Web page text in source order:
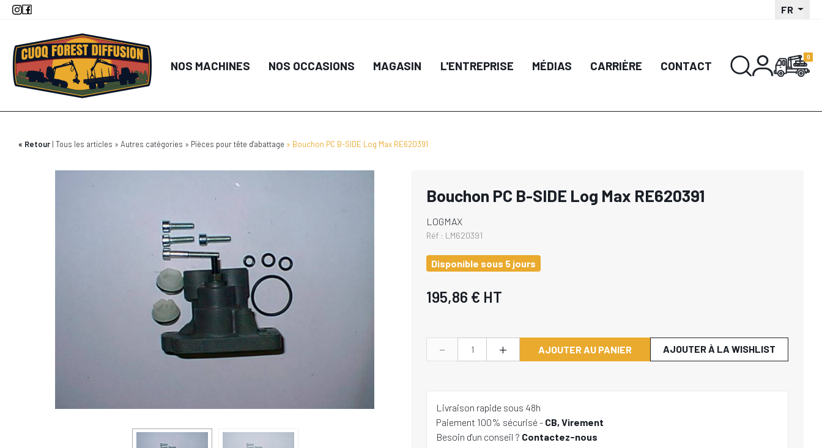
Aller
principal
FR
NOS MACHINES NOS OCCASIONS MAGASIN L'ENTREPRISE MÉDIAS CARRIÈRE CONTACT
Retour Tous les articles Autres catégories Pièces pour tête d'abattage Bouchon PC B-SIDE Log Max RE620391
Bouchon PC B-SIDE Log Max RE620391
LOGMAX
Réf : LM620391
Disponible sous 5 jours
195,86 € HT
- + AJOUTER AU PANIER AJOUTER À LA WISHLIST
Livraison rapide sous 48h
Paiement 100% sécurisé - CB, Virement
Besoin d'un conseil ? Contactez-nous